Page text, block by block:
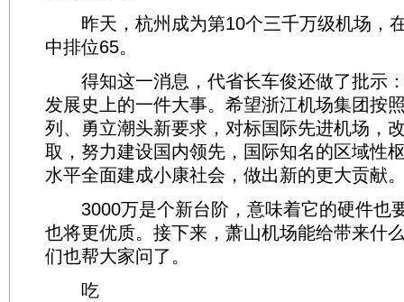
昨天，杭州成为第10个三千万级机场，
中排位65。
得知这一消息，代省长车俊还做了批示：
发展史上的一件大事。希望浙江机场集团按
列、勇立潮头新要求，对标国际先进机场，
取，努力建设国内领先，国际知名的区域性
水平全面建成小康社会，做出新的更大贡献
3000万是个新台阶，意味着它的硬件也
也将更优质。接下来，萧山机场能给带来什
们也帮大家问了。
吃